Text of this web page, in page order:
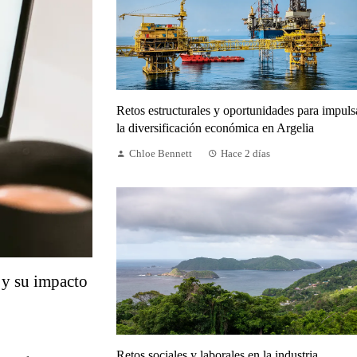
su impacto
Retos estructurales y oportunidades para
la diversificación económica en Argelia
Chloe Bennett Hace 2 días